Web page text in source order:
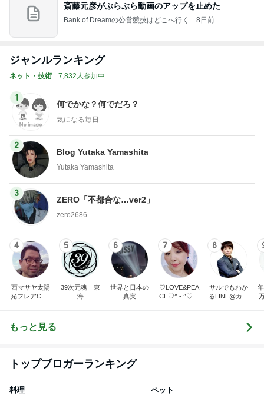
斎藤元彦がぶらぶら動画のアップを止めた
Bank of Dreamの公営競技はどこへ行く 8日前
ジャンルランキング
ネット・技術 7,832人参加中
1
何でかな？何でだろ？
気になる毎日
2
Blog Yutaka Yamashita
Yutaka Yamashita
3
ZERO「不都合な…ver2」
zero2686
4
西マサヤ太陽
光フレアCME
海地震と南海
トラフ地震は2
5
39次元魂 東
海
6
世界と日本の
真実
7
♡LOVE&PEA
CE♡^ - ^♡の
8
サルでもわか
るLINE@カフ
発者のつぶや
もっと見る
トップブロガーランキング
料理 ペット